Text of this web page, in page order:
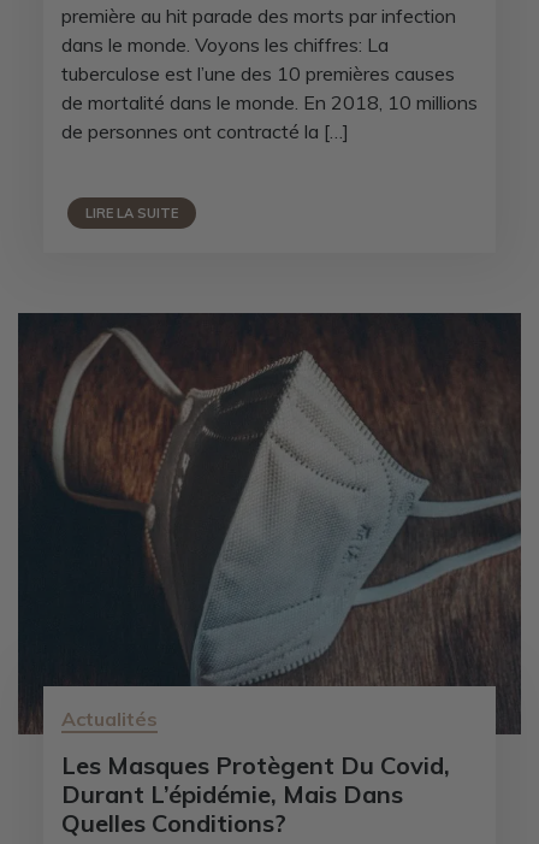
première au hit parade des morts par infection
dans le monde. Voyons les chiffres: La
tuberculose est l’une des 10 premières causes
de mortalité dans le monde. En 2018, 10 millions
de personnes ont contracté la […]
LIRE LA SUITE
Actualités
Les Masques Protègent Du Covid,
Durant L’épidémie, Mais Dans
Quelles Conditions?